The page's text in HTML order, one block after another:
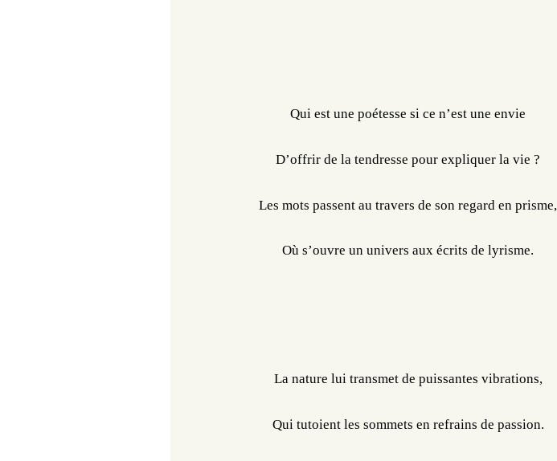
Qui est une poétesse si ce n’est une envie
D’offrir de la tendresse pour expliquer la vie ?
Les mots passent au travers de son regard en prisme,
Où s’ouvre un univers aux écrits de lyrisme.
La nature lui transmet de puissantes vibrations,
Qui tutoient les sommets en refrains de passion.